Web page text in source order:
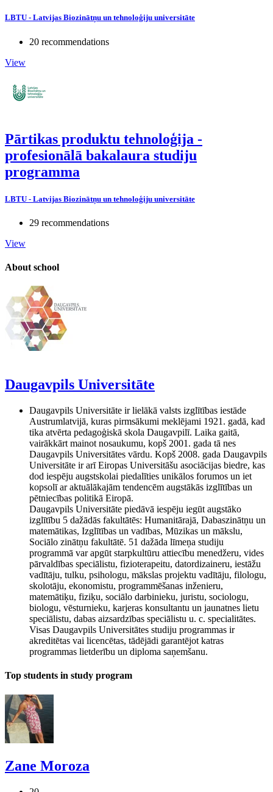
LBTU - Latvijas Biozinātņu un tehnoloģiju universitāte
20 recommendations
View
Pārtikas produktu tehnoloģija -
profesionālā bakalaura studiju
programma
LBTU - Latvijas Biozinātņu un tehnoloģiju universitāte
29 recommendations
View
About school
Daugavpils Universitāte
Daugavpils Universitāte ir lielākā valsts izglītības iestāde
Austrumlatvijā, kuras pirmsākumi meklējami 1921. gadā, kad
tika atvērta pedagoģiskā skola Daugavpilī. Laika gaitā,
vairākkārt mainot nosaukumu, kopš 2001. gada tā nes
Daugavpils Universitātes vārdu. Kopš 2008. gada Daugavpils
Universitāte ir arī Eiropas Universitāšu asociācijas biedre, kas
dod iespēju augstskolai piedalīties unikālos forumos un iet
kopsolī ar aktuālākajām tendencēm augstākās izglītības un
pētniecības politikā Eiropā.
Daugavpils Universitāte piedāvā iespēju iegūt augstāko
izglītību 5 dažādās fakultātēs: Humanitārajā, Dabaszinātņu un
matemātikas, Izglītības un vadības, Mūzikas un mākslu,
Sociālo zinātņu fakultātē. 51 dažāda līmeņa studiju
programmā var apgūt starpkultūru attiecību menedžeru, vides
pārvaldības speciālistu, fizioterapeitu, datordizaineru, iestāžu
vadītāju, tulku, psihologu, mākslas projektu vadītāju, filologu,
skolotāju, ekonomistu, programmēšanas inženieru,
matemātiķu, fiziķu, sociālo darbinieku, juristu, sociologu,
biologu, vēsturnieku, karjeras konsultantu un jaunatnes lietu
speciālistu, dabas aizsardzības speciālistu u. c. specialitātes.
Visas Daugavpils Universitātes studiju programmas ir
akreditētas vai licencētas, tādējādi garantējot katras
programmas lietderību un diploma saņemšanu.
Top students in study program
Zane Moroza